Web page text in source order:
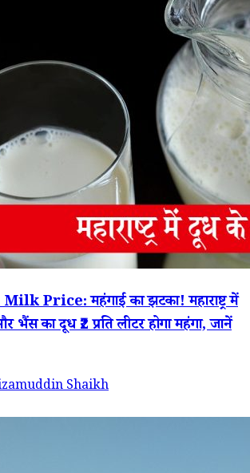
Price: महंगाई का झटका! महाराष्ट्र में
का दूध ₹2 प्रति लीटर होगा महंगा, जानें
Shaikh